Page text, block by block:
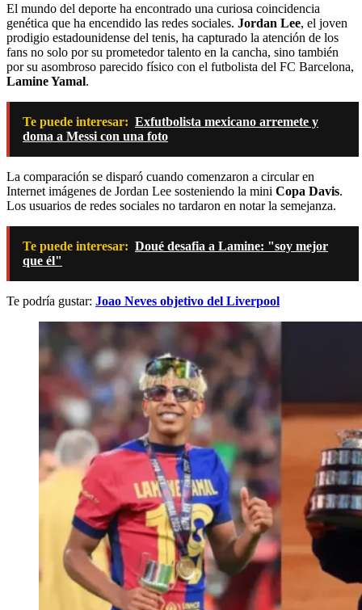
El mundo del deporte ha encontrado una curiosa coincidencia
genética que ha encendido las redes sociales. Jordan Lee, el joven
prodigio estadounidense del tenis, ha capturado la atención de los
fans no solo por su prometedor talento en la cancha, sino también
por su asombroso parecido físico con el futbolista del FC Barcelona,
Lamine Yamal.
Te puede interesar: Exfutbolista mexicano arremete y
doma a Messi con una foto
La comparación se disparó cuando comenzaron a circular en
Internet imágenes de Jordan Lee sosteniendo la mini Copa Davis.
Los usuarios de redes sociales no tardaron en notar la semejanza.
Te puede interesar: Doué desafia a Lamine: "soy mejor
que él"
Te podría gustar: Joao Neves objetivo del Liverpool